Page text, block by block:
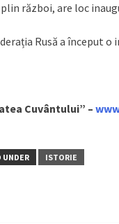
plin război, are loc
Rusă a început
Cuvântului” –
UNDER ISTORIE